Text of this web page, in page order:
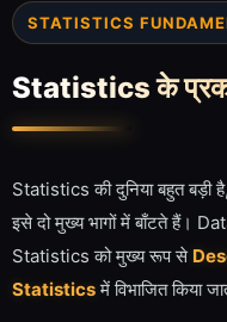
STATISTICS
Statistics के
Statistics की दुनिया बहुत बड़ी
इसे दो मुख्य भागों में बाँटते हैं।
Statistics को मुख्य रूप से
Statisticsमें विभाजित किया